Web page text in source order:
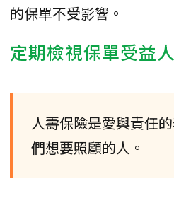
的保單不受影響。
定期檢視保單受益
人壽保險是愛與責任
們想要照顧的人。